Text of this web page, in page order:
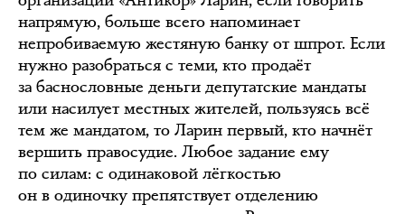
напрямую, больше всего напоминает
непробиваемую жестяную банку от шпрот. Если
нужно разобраться с теми, кто продаёт
за баснословные деньги депутатские мандаты
или насилует местных жителей, пользуясь всё
тем же мандатом, то Ларин первый, кто начнёт
вершить правосудие. Любое задание ему
по силам: с одинаковой лёгкостью
он в одиночку препятствует отделению